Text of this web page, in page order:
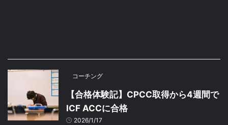
コーチング
【合格体験記】CPCC取得から4週間で
ICF ACCに合格
2026/1/17